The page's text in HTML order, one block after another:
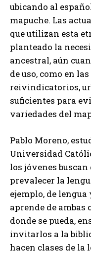
ubicando al
mapuche. Las
que utilizan esta
planteado la
ancestral, aún
de uso, como en
reivindicatorios,
suficientes para
variedades del
Pablo Moreno,
Universidad
los jóvenes
prevalecer la
ejemplo, de
aprende de ambas
donde se pueda,
invitarlos a la
hacen clases de la